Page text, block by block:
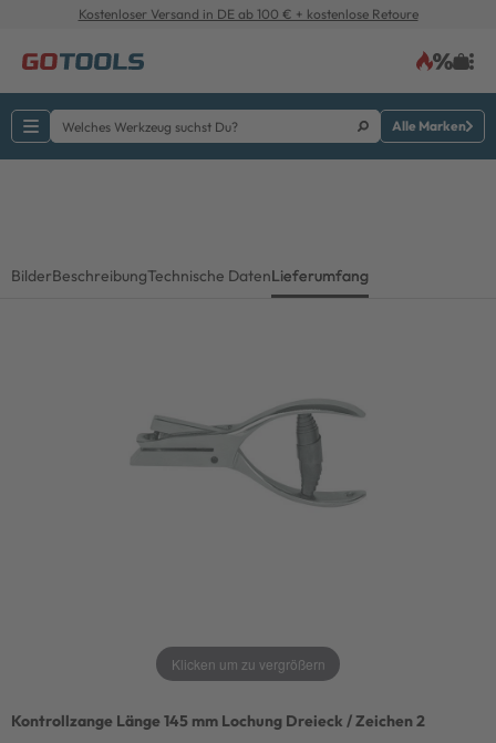
Kostenloser Versand in DE ab 100 € + kostenlose Retoure
Alle Marken
BilderBeschreibungTechnische DatenLieferumfang
Klicken um zu vergrößern
Kontrollzange Länge 145 mm Lochung Dreieck / Zeichen 2